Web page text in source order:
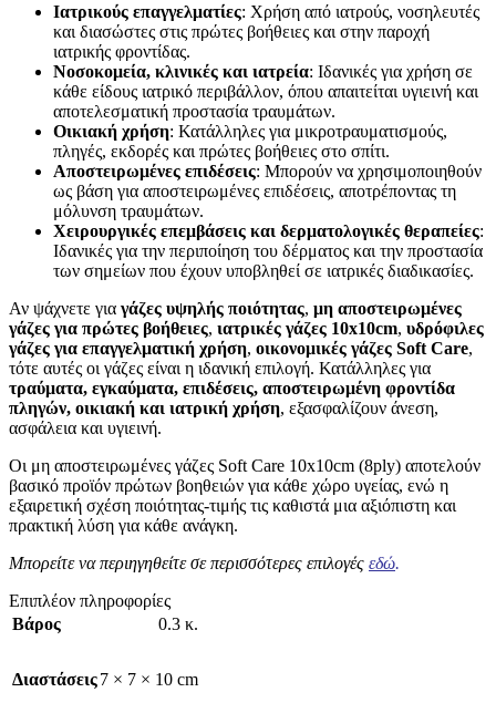
Ιατρικούς επαγγελματίες: Χρήση από ιατρούς, νοσηλευτές
και διασώστες στις πρώτες βοήθειες και στην παροχή
ιατρικής φροντίδας.
Νοσοκομεία, κλινικές και ιατρεία: Ιδανικές για χρήση σε
κάθε είδους ιατρικό περιβάλλον, όπου απαιτείται υγιεινή και
αποτελεσματική προστασία τραυμάτων.
Οικιακή χρήση: Κατάλληλες για μικροτραυματισμούς,
πληγές, εκδορές και πρώτες βοήθειες στο σπίτι.
Αποστειρωμένες επιδέσεις: Μπορούν να χρησιμοποιηθούν
ως βάση για αποστειρωμένες επιδέσεις, αποτρέποντας τη
μόλυνση τραυμάτων.
Χειρουργικές επεμβάσεις και δερματολογικές θεραπείες:
Ιδανικές για την περιποίηση του δέρματος και την προστασία
των σημείων που έχουν υποβληθεί σε ιατρικές διαδικασίες.
Αν ψάχνετε για γάζες υψηλής ποιότητας, μη αποστειρωμένες
γάζες για πρώτες βοήθειες, ιατρικές γάζες 10x10cm, υδρόφιλες
γάζες για επαγγελματική χρήση, οικονομικές γάζες Soft Care,
τότε αυτές οι γάζες είναι η ιδανική επιλογή. Κατάλληλες για
τραύματα, εγκαύματα, επιδέσεις, αποστειρωμένη φροντίδα
πληγών, οικιακή και ιατρική χρήση, εξασφαλίζουν άνεση,
ασφάλεια και υγιεινή.
Οι μη αποστειρωμένες γάζες Soft Care 10x10cm (8ply) αποτελούν
βασικό προϊόν πρώτων βοηθειών για κάθε χώρο υγείας, ενώ η
εξαιρετική σχέση ποιότητας-τιμής τις καθιστά μια αξιόπιστη και
πρακτική λύση για κάθε ανάγκη.
Μπορείτε να περιηγηθείτε σε περισσότερες επιλογές εδώ.
Επιπλέον πληροφορίες
Βάρος
0.3 κ.
Διαστάσεις7 × 7 × 10 cm